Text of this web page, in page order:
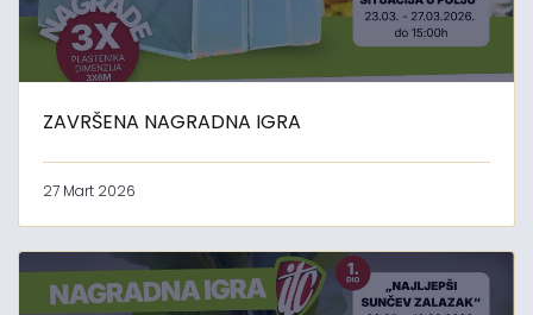
ZAVRŠENA NAGRADNA IGRA
27 Mart 2026